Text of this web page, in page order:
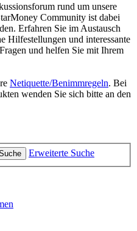
rund um unsere
Community ist dabei
Erfahren Sie im Austausch
Hilfestellungen und interessante
und helfen Sie mit Ihrem
Netiquette/Benimmregeln. Bei
wenden Sie sich bitte an den
Erweiterte Suche